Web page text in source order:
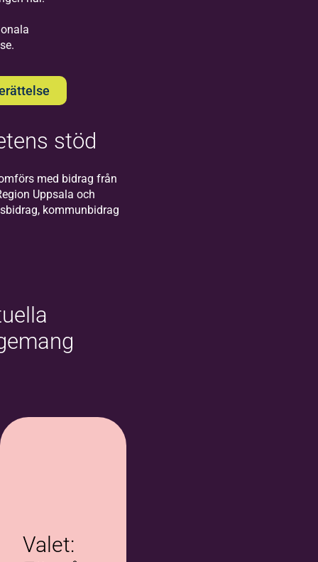
Södertälje
Välkommen till oss
Södertälje!
stöd
med bidrag från
Uppsala och
kommunbidrag
Valet: